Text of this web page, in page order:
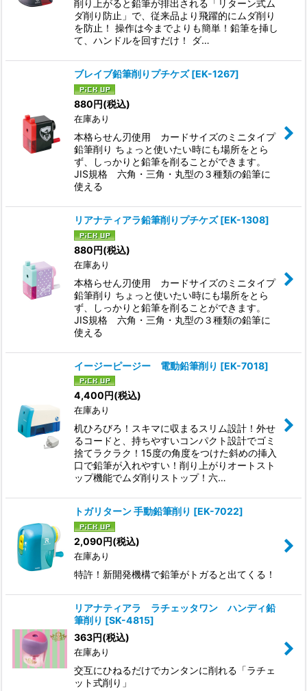
削り上がると鉛筆が排出される「リターン式ム
ダ削り防止」で、従来品より飛躍的にムダ削り
を防止！ 操作は今までよりも簡単！鉛筆を挿し
て、ハンドルを回すだけ！ ダ…
ブレイブ鉛筆削りプチケズ [EK-1267]
880円(税込)
在庫あり
本格らせん刃使用 カードサイズのミニタイプ
鉛筆削り ちょっと使いたい時にも場所をとら
ず、しっかりと鉛筆を削ることができます。
JIS規格 六角・三角・丸型の３種類の鉛筆に
使える
リアナティアラ鉛筆削りプチケズ [EK-1308]
880円(税込)
在庫あり
本格らせん刃使用 カードサイズのミニタイプ
鉛筆削り ちょっと使いたい時にも場所をとら
ず、しっかりと鉛筆を削ることができます。
JIS規格 六角・三角・丸型の３種類の鉛筆に
使える
イージーピージー 電動鉛筆削り [EK-7018]
4,400円(税込)
在庫あり
机ひろびろ！スキマに収まるスリム設計！外せ
るコードと、持ちやすいコンパクト設計でゴミ
捨てラクラク！15度の角度をつけた斜めの挿入
口で鉛筆が入れやすい！削り上がりオートスト
ップ機能でムダ削りストップ！六…
トガリターン 手動鉛筆削り [EK-7022]
2,090円(税込)
在庫あり
特許！新開発機構で鉛筆がトガると出てくる！
リアナティアラ ラチェッタワン ハンディ鉛
筆削り [SK-4815]
363円(税込)
在庫あり
交互にひねるだけでカンタンに削れる「ラチェ
ット式削り」